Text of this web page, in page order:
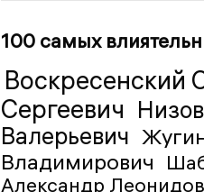
100 самых
Воскресенский
Сергеевич
Валерьевич
Владимирович
Александр